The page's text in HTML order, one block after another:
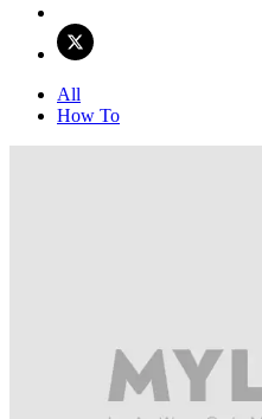
All
How To